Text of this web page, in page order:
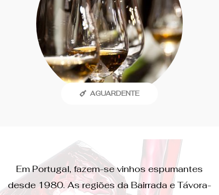
AGUARDENTE
Em Portugal, fazem-se vinhos espumantes
desde 1980. As regiões da Bairrada e Távora-